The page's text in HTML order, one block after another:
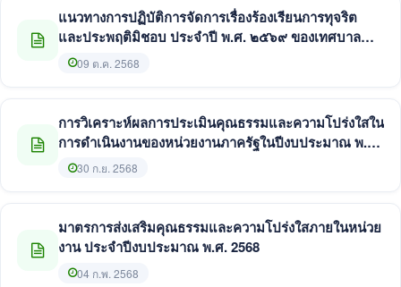
แนวทางการปฏิบัติการจัดการเรื่องร้องเรียนการทุจริต
และประพฤติมิชอบ ประจำปี พ.ศ. ๒๕๖๙ ของเทศบาล
ตำบลโพธิ์ชัย
09 ต.ค. 2568
การวิเคราะห์ผลการประเมินคุณธรรมและความโปร่งใสใน
การดำเนินงานของหน่วยงานภาครัฐในปีงบประมาณ พ.ศ.
256830 ก.ย. 2568
มาตรการส่งเสริมคุณธรรมและความโปร่งใสภายในหน่วย
งาน ประจำปีงบประมาณ พ.ศ. 2568
04 ก.พ. 2568